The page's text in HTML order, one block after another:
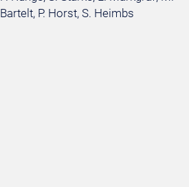
Bartelt, P. Horst, S. Heimbs